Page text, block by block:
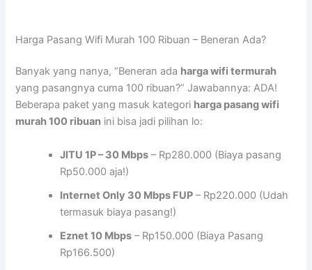
Harga Pasang Wifi Murah 100 Ribuan – Beneran Ada?
Banyak yang nanya, “Beneran ada harga wifi termurah
yang pasangnya cuma 100 ribuan?” Jawabannya: ADA!
Beberapa paket yang masuk kategori harga pasang wifi
murah 100 ribuan ini bisa jadi pilihan lo:
JITU 1P – 30 Mbps – Rp280.000 (Biaya pasang
Rp50.000 aja!)
Internet Only 30 Mbps FUP – Rp220.000 (Udah
termasuk biaya pasang!)
Eznet 10 Mbps – Rp150.000 (Biaya Pasang
Rp166.500)